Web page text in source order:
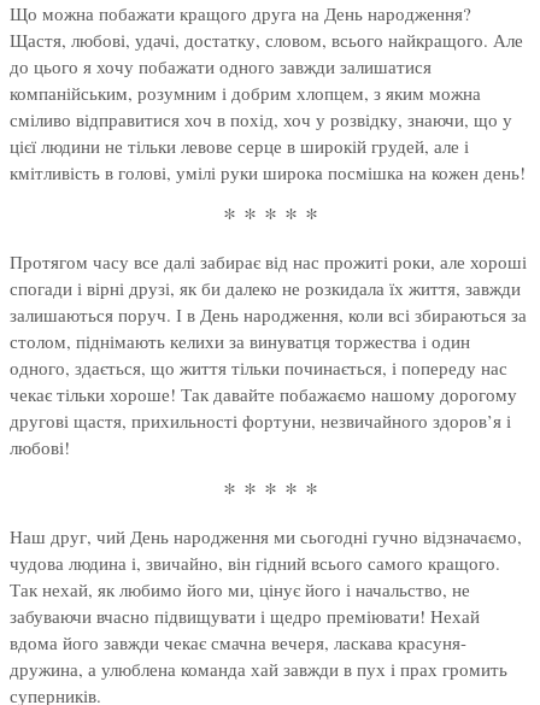
Що можна побажати кращого друга на День народження?
Щастя, любові, удачі, достатку, словом, всього найкращого. Але
до цього я хочу побажати одного завжди залишатися
компанійським, розумним і добрим хлопцем, з яким можна
сміливо відправитися хоч в похід, хоч у розвідку, знаючи, що у
цієї людини не тільки левове серце в широкій грудей, але і
кмітливість в голові, умілі руки широка посмішка на кожен день!
* * * * *
Протягом часу все далі забирає від нас прожиті роки, але хороші
спогади і вірні друзі, як би далеко не розкидала їх життя, завжди
залишаються поруч. І в День народження, коли всі збираються за
столом, піднімають келихи за винуватця торжества і один
одного, здається, що життя тільки починається, і попереду нас
чекає тільки хороше! Так давайте побажаємо нашому дорогому
другові щастя, прихильності фортуни, незвичайного здоров’я і
любові!
* * * * *
Наш друг, чий День народження ми сьогодні гучно відзначаємо,
чудова людина і, звичайно, він гідний всього самого кращого.
Так нехай, як любимо його ми, цінує його і начальство, не
забуваючи вчасно підвищувати і щедро преміювати! Нехай
вдома його завжди чекає смачна вечеря, ласкава красуня-
дружина, а улюблена команда хай завжди в пух і прах громить
суперників.